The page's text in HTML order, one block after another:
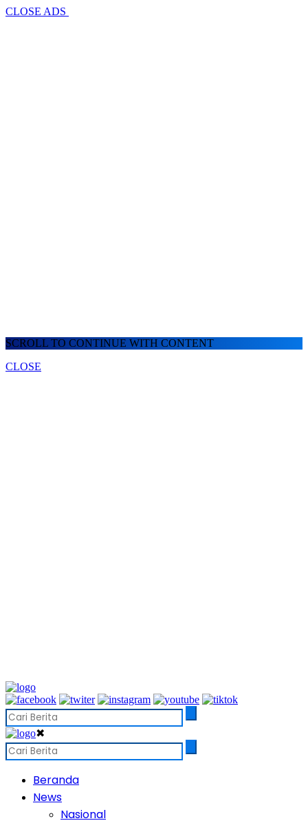
CLOSE ADS
SCROLL TO CONTINUE WITH CONTENT
CLOSE
✖
Beranda
News
Nasional